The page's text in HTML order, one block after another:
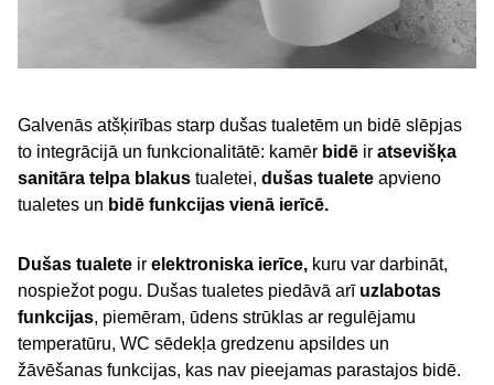
Galvenās atšķirības starp dušas tualetēm un bidē slēpjas
to integrācijā un funkcionalitātē: kamēr bidē ir atsevišķa
sanitāra telpa blakus tualetei, dušas tualete apvieno
tualetes un bidē funkcijas vienā ierīcē.
Dušas tualete ir elektroniska ierīce, kuru var darbināt,
nospiežot pogu. Dušas tualetes piedāvā arī uzlabotas
funkcijas, piemēram, ūdens strūklas ar regulējamu
temperatūru, WC sēdekļa gredzenu apsildes un
žāvēšanas funkcijas, kas nav pieejamas parastajos bidē.